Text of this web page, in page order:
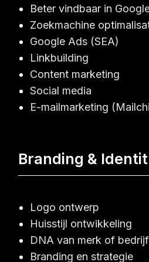
Beter vindbaar in
Zoekmachine
Google Ads (SEA)
Linkbuilding
Content marketing
Social media
E-mailmarketing
Branding &
Logo ontwerp
Huisstijl ontwikkeling
DNA van merk of bedrijf
Branding en strategie